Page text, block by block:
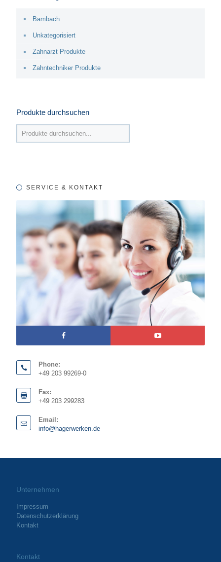
Bambach
Unkategorisiert
Zahnarzt Produkte
Zahntechniker Produkte
Produkte durchsuchen
SERVICE & KONTAKT
Phone:
+49 203 99269-0
Fax:
+49 203 299283
Email:
info@hagerwerken.de
Unternehmen
Impressum
Datenschutzerklärung
Kontakt
Kontakt